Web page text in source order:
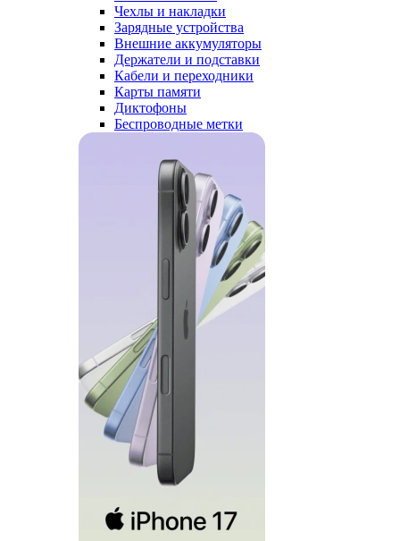
Чехлы и накладки
Зарядные устройства
Внешние аккумуляторы
Держатели и подставки
Кабели и переходники
Карты памяти
Диктофоны
Беспроводные метки